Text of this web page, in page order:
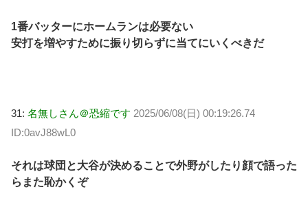
1番バッターにホームランは必要ない
安打を増やすために振り切らずに当てにいくべきだ
31: 名無しさん＠恐縮です 2025/06/08(日) 00:19:26.74
ID:0avJ88wL0
それは球団と大谷が決めることで外野がしたり顔で語った
らまた恥かくぞ